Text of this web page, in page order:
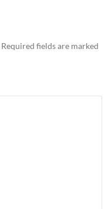
Required fields are marked